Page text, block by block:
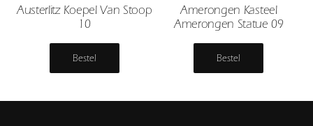
Austerlitz Koepel Van Stoop
10
Bestel
Amerongen Kasteel
Amerongen Statue 09
Bestel